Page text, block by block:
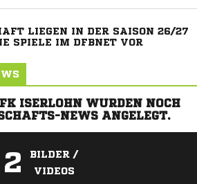
LIEGEN IN DER SAISON 26/27
SPIELE IM DFBNET VOR
ISERLOHN WURDEN NOCH
NEWS ANGELEGT.
2
BILDER /
VIDEOS